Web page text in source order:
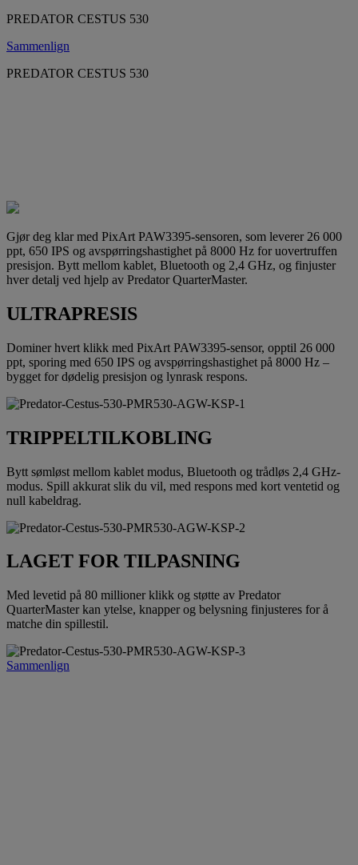
PREDATOR CESTUS 530
Sammenlign
PREDATOR CESTUS 530
Gjør deg klar med PixArt PAW3395-sensoren, som leverer 26 000
ppt, 650 IPS og avspørringshastighet på 8000 Hz for uovertruffen
presisjon. Bytt mellom kablet, Bluetooth og 2,4 GHz, og finjuster
hver detalj ved hjelp av Predator QuarterMaster.
ULTRAPRESIS
Dominer hvert klikk med PixArt PAW3395-sensor, opptil 26 000
ppt, sporing med 650 IPS og avspørringshastighet på 8000 Hz –
bygget for dødelig presisjon og lynrask respons.
TRIPPELTILKOBLING
Bytt sømløst mellom kablet modus, Bluetooth og trådløs 2,4 GHz-
modus. Spill akkurat slik du vil, med respons med kort ventetid og
null kabeldrag.
LAGET FOR TILPASNING
Med levetid på 80 millioner klikk og støtte av Predator
QuarterMaster kan ytelse, knapper og belysning finjusteres for å
matche din spillestil.
Sammenlign